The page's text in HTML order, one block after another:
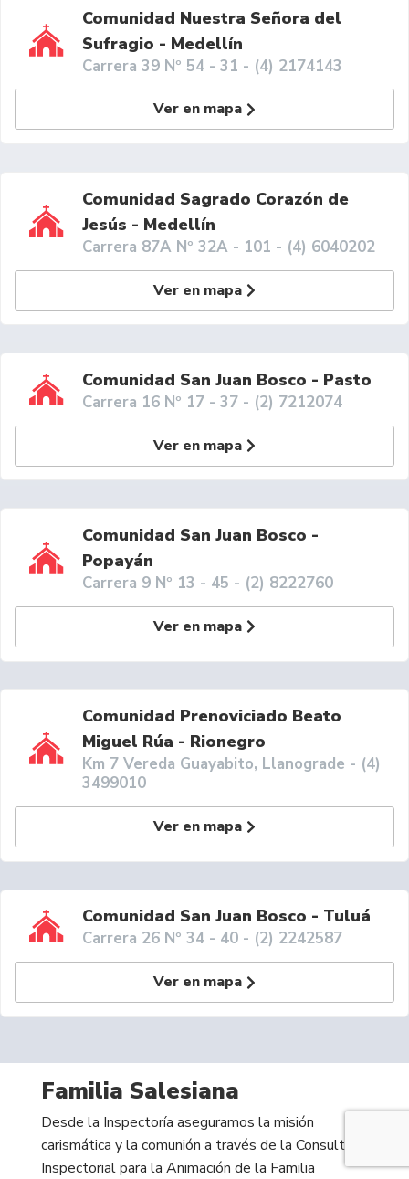
Comunidad Nuestra Señora del
Sufragio - Medellín
Carrera 39 Nº 54 - 31 - (4) 2174143
Ver en mapa
Comunidad Sagrado Corazón de
Jesús - Medellín
Carrera 87A Nº 32A - 101 - (4) 6040202
Ver en mapa
Comunidad San Juan Bosco - Pasto
Carrera 16 Nº 17 - 37 - (2) 7212074
Ver en mapa
Comunidad San Juan Bosco -
Popayán
Carrera 9 Nº 13 - 45 - (2) 8222760
Ver en mapa
Comunidad Prenoviciado Beato
Miguel Rúa - Rionegro
Km 7 Vereda Guayabito, Llanograde - (4)
3499010
Ver en mapa
Comunidad San Juan Bosco - Tuluá
Carrera 26 Nº 34 - 40 - (2) 2242587
Ver en mapa
Familia Salesiana
Desde la Inspectoría aseguramos la misión
carismática y la comunión a través de la Consulta
Inspectorial para la Animación de la Familia